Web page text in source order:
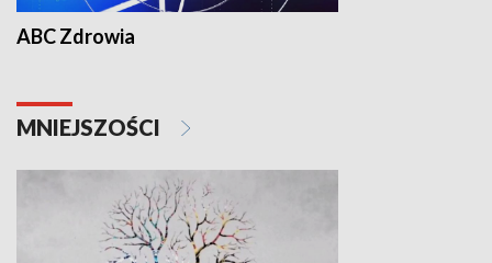
ABC Zdrowia
MNIEJSZOŚCI